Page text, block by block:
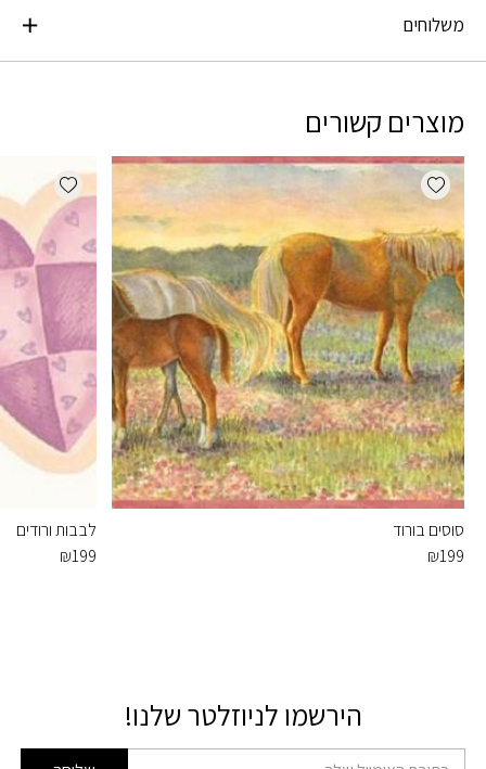
משלוחים
מוצרים קשורים
Add wishlist
סוסים בורוד
₪199
wishlist
לבבות ורודים
₪199
הירשמו לניוזלטר שלנו!
דוא׳׳ל